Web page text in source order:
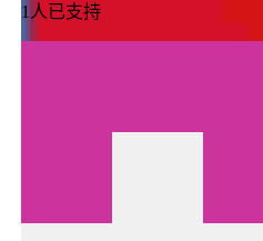
1 人已支持